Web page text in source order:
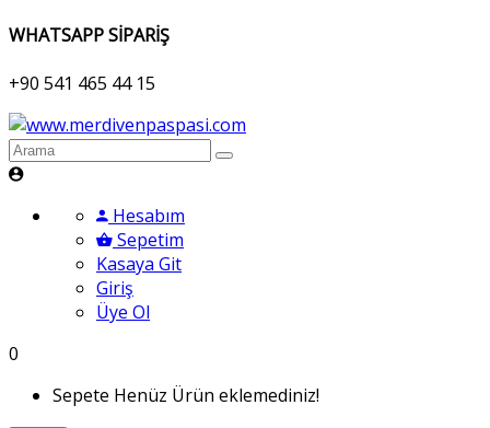
WHATSAPP SİPARİŞ
+90 541 465 44 15
Hesabım
Sepetim
Kasaya Git
Giriş
Üye Ol
0
Sepete Henüz Ürün eklemediniz!